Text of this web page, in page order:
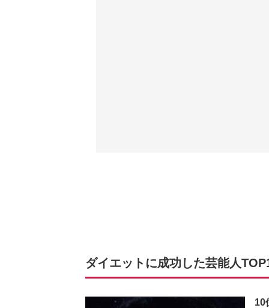
ダイエットに成功した芸能人
10